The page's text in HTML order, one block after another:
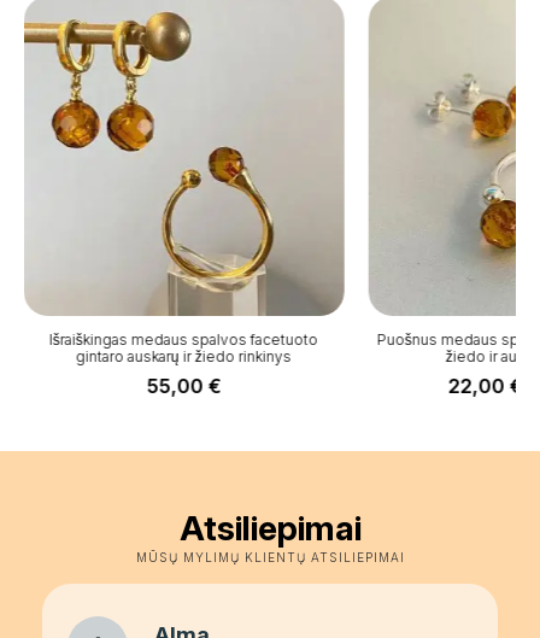
Išraiškingas medaus spalvos facetuoto
gintaro auskarų ir žiedo rinkinys
55,00€
Puošnus medaus
žiedo ir
22,00€
Atsiliepimai
MŪSŲ MYLIMŲ KLIENTŲ ATSILIEPIMAI